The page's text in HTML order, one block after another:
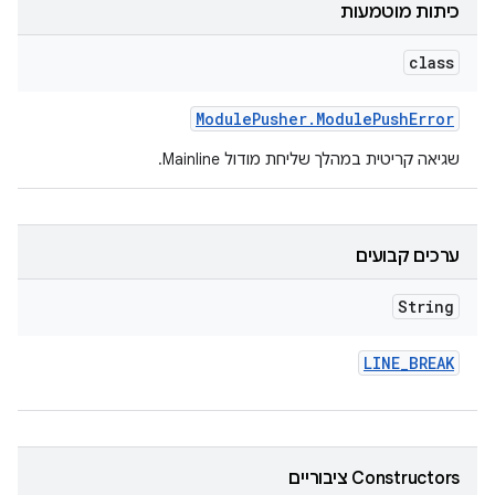
כיתות מוטמעות
class
ModulePusher. ModulePushError
שגיאה קריטית במהלך שליחת מודול Mainline.
ערכים קבועים
String
LINE_BREAK
‫Constructors ציבוריים